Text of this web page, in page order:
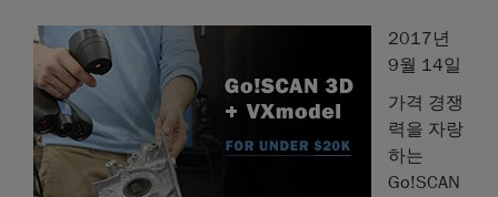
2017년
9월 14일
가격 경쟁
력을 자랑
하는
Go!SCAN